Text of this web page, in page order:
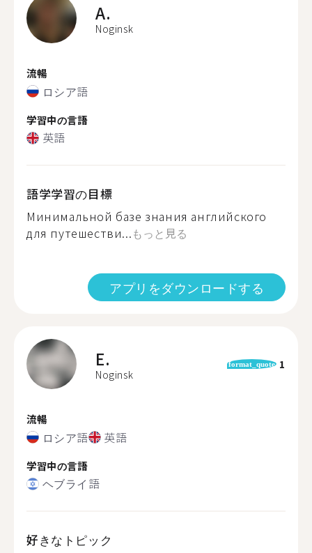
A.
Noginsk
流暢
ロシア語
学習中の言語
英語
語学学習の目標
Минимальной базе знания английского
для путешестви...もっと見る
アプリをダウンロードする
E.
Noginsk
format_quote 1
流暢
ロシア語 英語
学習中の言語
ヘブライ語
好きなトピック